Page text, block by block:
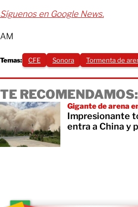
Síguenos en Google News.
AM
Temas: CFE Sonora Tormenta de
TE RECOMENDAMOS:
Gigante de arena
Impresionante
entra a China y